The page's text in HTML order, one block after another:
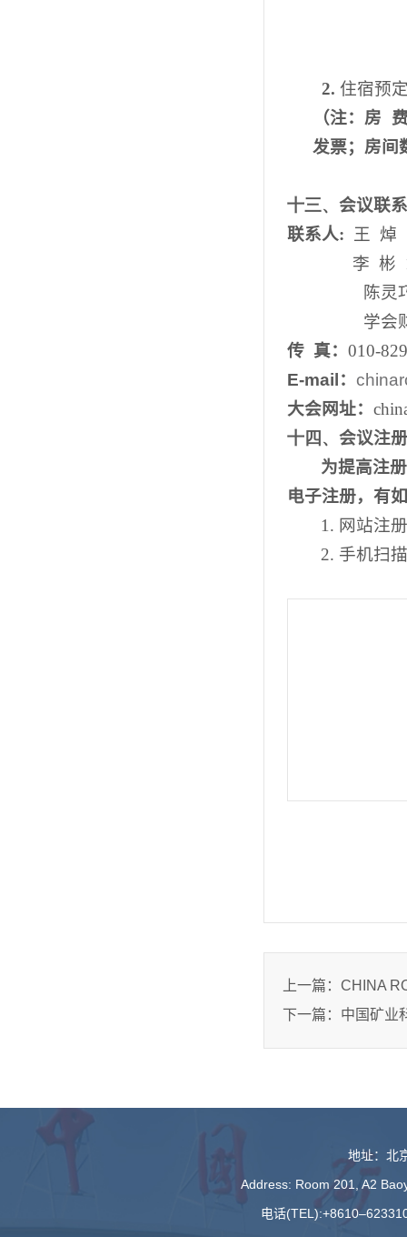
2. 住宿预
（注：房
发票；房间
十三、 会议联
联系人: 王 焯
李 彬
陈灵
学会
传 真： 010-
E-mail ：
大会网址：
十四、 会议注册
为提高注
电子注册，有
1. 网站注
2. 手机扫
上一篇： CHINA
下一篇：
地址：北
Address: Room 201, A2
电话